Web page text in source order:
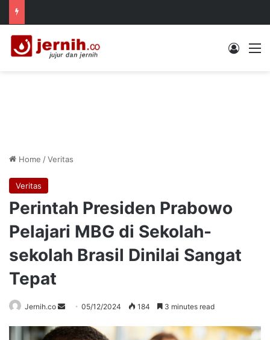
Log In
Home /Veritas
Veritas
Perintah Presiden Prabowo
Pelajari MBG di Sekolah-
sekolah Brasil Dinilai Sangat
Tepat
Jernih.co
Send
email
05/12/2024 184 3 minutes read